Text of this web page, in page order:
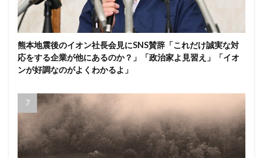
熊本地震後のイオン社長会見にSNS賛辞「これだけ誠実な対
応をする企業が他にあるのか？」「政治家よ見習え」「イオ
ンが好調なのがよくわかるよ」